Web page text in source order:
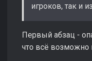
игроков, так и
Первый абзац -
что всё